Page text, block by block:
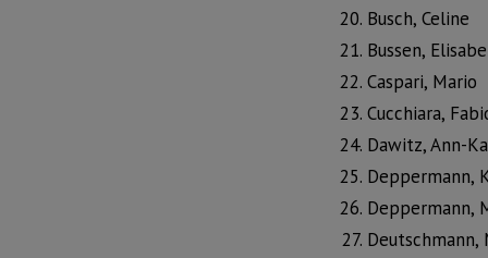
Busch, Celine
Bussen,
Caspari, Mario
Cucchiara,
Dawitz, Ann-
Deppermann,
Deppermann,
Deutschmann,